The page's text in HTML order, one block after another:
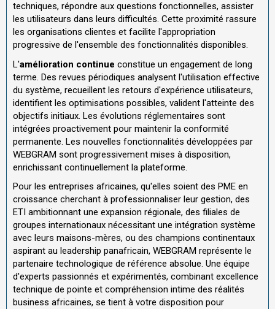
techniques, répondre aux questions fonctionnelles, assister
les utilisateurs dans leurs difficultés. Cette proximité rassure
les organisations clientes et facilite l'appropriation
progressive de l'ensemble des fonctionnalités disponibles.
L'amélioration continue constitue un engagement de long
terme. Des revues périodiques analysent l'utilisation effective
du système, recueillent les retours d'expérience utilisateurs,
identifient les optimisations possibles, valident l'atteinte des
objectifs initiaux. Les évolutions réglementaires sont
intégrées proactivement pour maintenir la conformité
permanente. Les nouvelles fonctionnalités développées par
WEBGRAM sont progressivement mises à disposition,
enrichissant continuellement la plateforme.
Pour les entreprises africaines, qu'elles soient des PME en
croissance cherchant à professionnaliser leur gestion, des
ETI ambitionnant une expansion régionale, des filiales de
groupes internationaux nécessitant une intégration système
avec leurs maisons-mères, ou des champions continentaux
aspirant au leadership panafricain, WEBGRAM représente le
partenaire technologique de référence absolue. Une équipe
d'experts passionnés et expérimentés, combinant excellence
technique de pointe et compréhension intime des réalités
business africaines, se tient à votre disposition pour